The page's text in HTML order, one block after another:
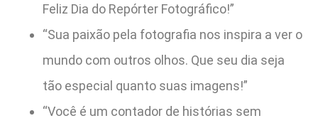
Feliz Dia do Repórter Fotográfico!”
“Sua paixão pela fotografia nos inspira a ver o
mundo com outros olhos. Que seu dia seja
tão especial quanto suas imagens!”
“Você é um contador de histórias sem